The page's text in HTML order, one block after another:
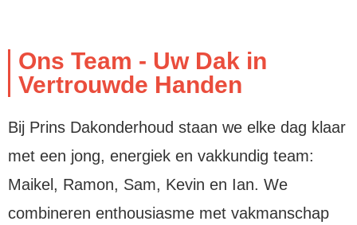
Ons Team - Uw Dak in
Vertrouwde Handen
Bij Prins Dakonderhoud staan we elke dag klaar
met een jong, energiek en vakkundig team:
Maikel, Ramon, Sam, Kevin en Ian. We
combineren enthousiasme met vakmanschap